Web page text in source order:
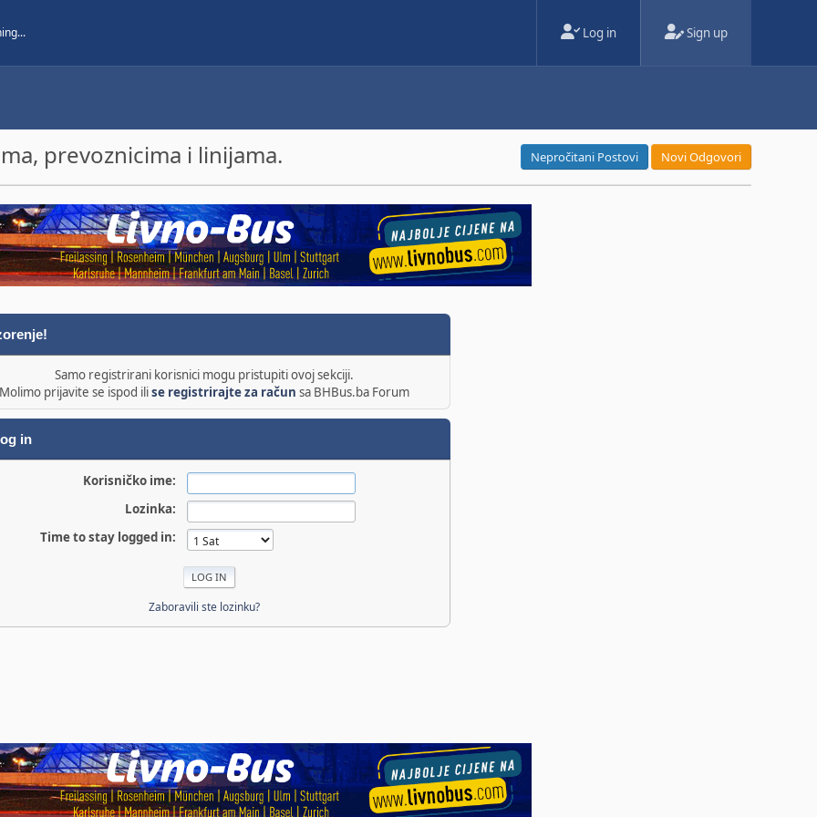
Log in Sign up
prevoznicima i linijama. Nepročitani Postovi Novi Odgovori
Samo registrirani korisnici mogu pristupiti ovoj sekciji.
Molimo prijavite se ispod ilise registrirajte za račun sa BHBus.ba Forum
in
Korisničko ime:
Lozinka:
Time to stay logged in:
Zaboravili ste lozinku?